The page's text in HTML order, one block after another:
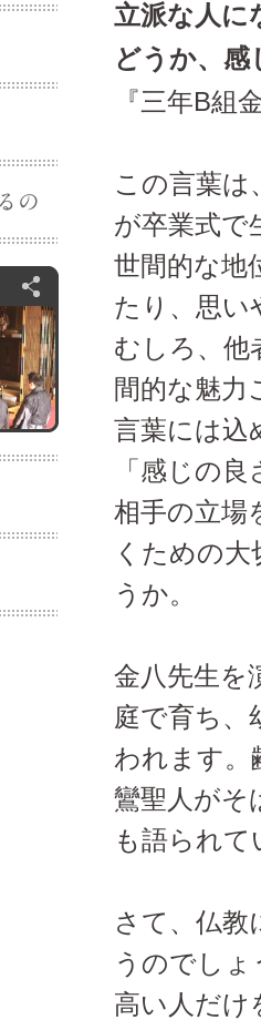
立派な人に
どうか、
『三年B組
この言葉は
が卒業式で
世間的な地
たり、思い
むしろ、他
間的な魅
言葉には込
「感じの
相手の立場
くための
うか。
金八先生を
庭で育ち、
われます。
鸞聖人がそ
も語られて
さて、仏教
うのでしょ
高い人だけ